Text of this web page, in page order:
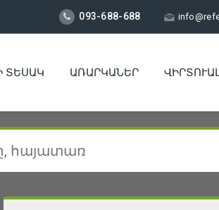
093-688-688
ՏԵՍԱԿ ԱՌԱՐԿԱՆԵՐ